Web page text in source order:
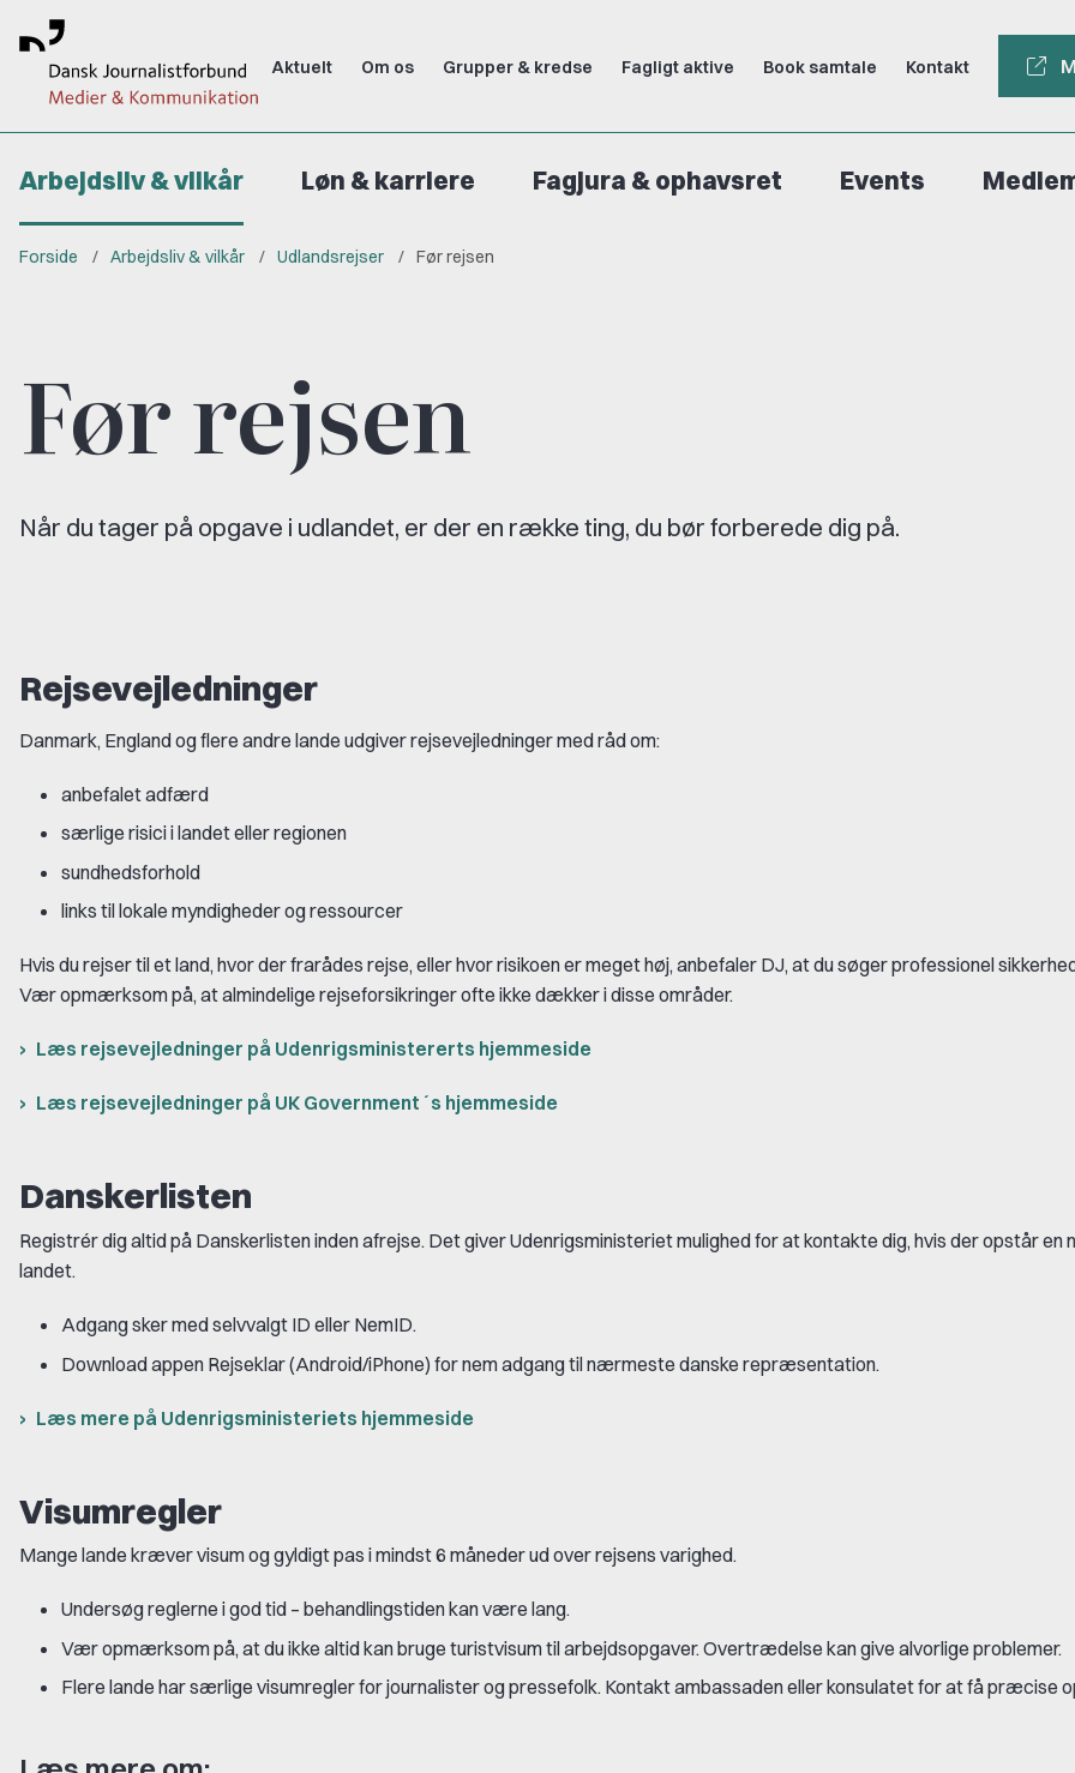
Aktuelt Om os Grupper & kredse Fagligt aktive Book samtale Kontakt
Arbejdsliv & vilkår Løn & karriere Fagjura & ophavsret Events
Forside Arbejdsliv & vilkår Udlandsrejser Før rejsen
Før rejsen
Når du tager på opgave i udlandet, er der en række ting, du bør forberede dig på.
Rejsevejledninger
Danmark, England og flere andre lande udgiver rejsevejledninger med råd om:
anbefalet adfærd
særlige risici i landet eller regionen
sundhedsforhold
links til lokale myndigheder og ressourcer
Hvis du rejser til et land, hvor der frarådes rejse, eller hvor risikoen er meget høj, anbefaler DJ, at du søger professionel
Vær opmærksom på, at almindelige rejseforsikringer ofte ikke dækker i disse områder.
Læs rejsevejledninger på Udenrigsministererts hjemmeside
Læs rejsevejledninger på UK Government´s hjemmeside
Danskerlisten
Registrér dig altid på Danskerlisten inden afrejse. Det giver Udenrigsministeriet mulighed for at kontakte dig, hvis der opstår en
landet.
Adgang sker med selvvalgt ID eller NemID.
Download appen Rejseklar (Android/iPhone) for nem adgang til nærmeste danske repræsentation.
Læs mere på Udenrigsministeriets hjemmeside
Visumregler
Mange lande kræver visum og gyldigt pas i mindst 6 måneder ud over rejsens varighed.
Undersøg reglerne i god tid – behandlingstiden kan være lang.
Vær opmærksom på, at du ikke altid kan bruge turistvisum til arbejdsopgaver. Overtrædelse kan give alvorlige problemer.
Flere lande har særlige visumregler for journalister og pressefolk. Kontakt ambassaden eller konsulatet for at få præcise